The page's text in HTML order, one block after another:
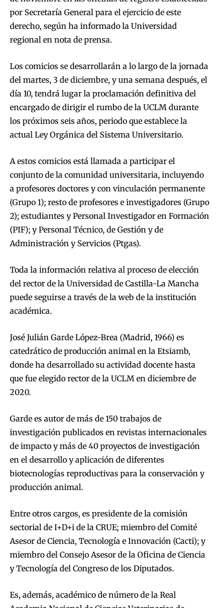
por Secretaría General para el ejercicio de este
derecho, según ha informado la Universidad
regional en nota de prensa.
Los comicios se desarrollarán a lo largo de la jornada
del martes, 3 de diciembre, y una semana después, el
día 10, tendrá lugar la proclamación definitiva del
encargado de dirigir el rumbo de la UCLM durante
los próximos seis años, periodo que establece la
actual Ley Orgánica del Sistema Universitario.
A estos comicios está llamada a participar el
conjunto de la comunidad universitaria, incluyendo
a profesores doctores y con vinculación permanente
(Grupo 1); resto de profesores e investigadores (Grupo
2); estudiantes y Personal Investigador en Formación
(PIF); y Personal Técnico, de Gestión y de
Administración y Servicios (Ptgas).
Toda la información relativa al proceso de elección
del rector de la Universidad de Castilla-La Mancha
puede seguirse a través de la web de la institución
académica.
José Julián Garde López-Brea (Madrid, 1966) es
catedrático de producción animal en la Etsiamb,
donde ha desarrollado su actividad docente hasta
que fue elegido rector de la UCLM en diciembre de
2020.
Garde es autor de más de 150 trabajos de
investigación publicados en revistas internacionales
de impacto y más de 40 proyectos de investigación
en el desarrollo y aplicación de diferentes
biotecnologías reproductivas para la conservación y
producción animal.
Entre otros cargos, es presidente de la comisión
sectorial de I+D+i de la CRUE; miembro del Comité
Asesor de Ciencia, Tecnología e Innovación (Cacti); y
miembro del Consejo Asesor de la Oficina de Ciencia
y Tecnología del Congreso de los Diputados.
Es, además, académico de número de la Real